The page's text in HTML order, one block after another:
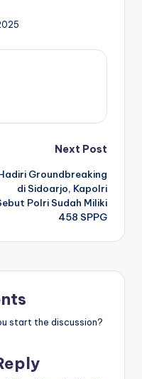
Next Post
Groundbreaking
di Sidoarjo, Kapolri
Polri Sudah Miliki
458 SPPG
start the discussion?